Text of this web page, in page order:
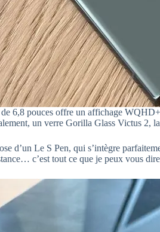
6,8 pouces offre un affichage
un verre Gorilla Glass Victus 2,
d’un Le S Pen, qui s’intègre
c’est tout ce que je peux vous